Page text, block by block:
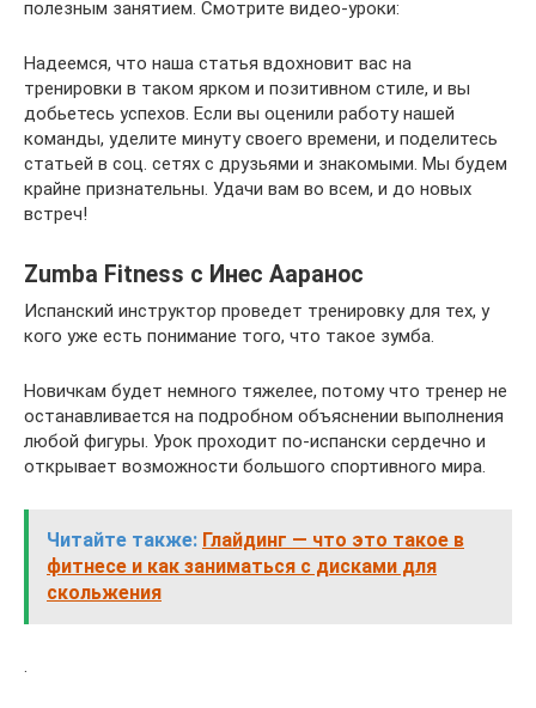
полезным занятием. Смотрите видео-уроки:
Надеемся, что наша статья вдохновит вас на
тренировки в таком ярком и позитивном стиле, и вы
добьетесь успехов. Если вы оценили работу нашей
команды, уделите минуту своего времени, и поделитесь
статьей в соц. сетях с друзьями и знакомыми. Мы будем
крайне признательны. Удачи вам во всем, и до новых
встреч!
Zumba Fitness с Инес Ааранос
Испанский инструктор проведет тренировку для тех, у
кого уже есть понимание того, что такое зумба.
Новичкам будет немного тяжелее, потому что тренер не
останавливается на подробном объяснении выполнения
любой фигуры. Урок проходит по-испански сердечно и
открывает возможности большого спортивного мира.
Читайте также: Глайдинг — что это такое в
фитнесе и как заниматься с дисками для
скольжения
.